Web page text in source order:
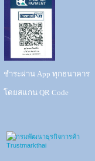
ชำระผ่าน App ทุกธนาคาร
โดยสแกน QR Code